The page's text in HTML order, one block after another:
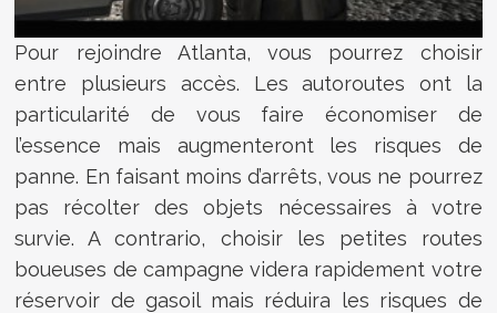
Pour rejoindre Atlanta, vous pourrez choisir
entre plusieurs accès. Les autoroutes ont la
particularité de vous faire économiser de
l’essence mais augmenteront les risques de
panne. En faisant moins d’arrêts, vous ne pourrez
pas récolter des objets nécessaires à votre
survie. A contrario, choisir les petites routes
boueuses de campagne videra rapidement votre
réservoir de gasoil mais réduira les risques de